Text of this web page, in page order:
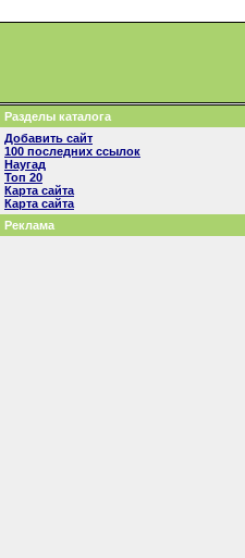
Разделы каталога
Добавить сайт
100 последних ссылок
Наугад
Топ 20
Карта сайта
Карта сайта
Реклама